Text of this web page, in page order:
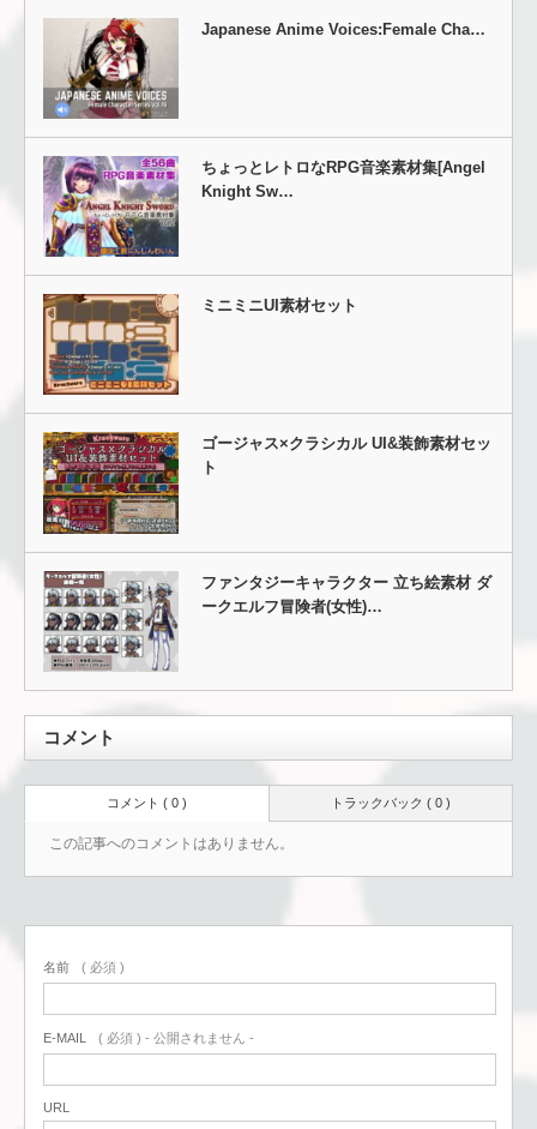
Japanese Anime Voices:Female Cha…
ちょっとレトロなRPG音楽素材集[Angel
Knight Sw…
ミニミニUI素材セット
ゴージャス×クラシカル UI&装飾素材セッ
ト
ファンタジーキャラクター 立ち絵素材 ダ
ークエルフ冒険者(女性)…
コメント
トラックバック ( 0 )
コメント ( 0 )
この記事へのコメントはありません。
名前 ( 必須 )
E-MAIL ( 必須 ) - 公開されません -
URL